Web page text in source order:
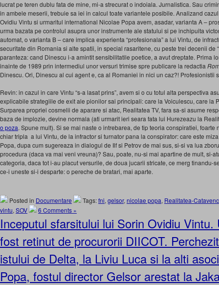
lucrat pe teren dublu fata de mine, mi-a strecurat o indoiala. Jurnalistica. Sau
in ambele meserii, trebuie sa iei in calcul toate variantele posibile. Analizand
Ovidiu Vintu si urmaritul international Nicolae Popa avem, asadar, varianta A –
urma bazata pe controlul asupra unor instrumente ale statului si pe inchipuita
automat, o varianta B – care implica experienta “profesionala” a lui Vintu, de
securitate din Romania si alte spatii, in special rasaritene, cu peste trei decenii de
paranteza: cand Dinescu i-a amintit sensibilitatile poetice, a avut dreptate. Prima
inainte de 1989 prin intermediul unor versuri trimise spre publicare la redactia
Dinescu. Ori, Dinescu al cui agent e, ca al Romaniei in nici un caz?! Profesionistii
Revin: in cazul in care Vintu “s-a lasat prins”, avem si o cu totul alta perspectiva
explicabile strategiile de exit ale pionilor sai principali: care la Voiculescu, care la
Surparea propriei cosmelii de aparare si atac, Realitatea TV, fara sa-si asume
baza de implozie, devine normala (ati urmarit ieri seara fata lui Hurezeazu la
o poza. Spune mult). Si se mai naste o intrebarea, de tip teoria conspiratiei,
chiar tripla a lui Vintu, de la infractor si turnator pana la conspirator: care este
Popa, dupa cum sugereaza in dialogul de Ilf si Petrov de mai sus, si-si va lua
procedura (daca va mai veni vreuna)? Sau, poate, nu-si mai apartine de mult, si-
categoria, daca tot i-au placut versurile, de doua jucarii stricate, ce merg tinandu-
ce-i uneste si-i desparte: o pereche de bratari, mai aparte.
Posted in Documentare Tags:fni, gelsor, nicolae popa, Realitatea-
vintu, SOV 6 Comments »
Inceputul sfarsitului lui Sorin Ovidiu Vintu.
fost retinut de procurorii DIICOT.
istului de Delta, la Liviu Luca si la alti
Popa, fostul director Gelsor arestat la